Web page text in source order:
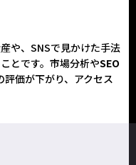
や、SNSで見かけた手法
とです。市場分析やSEO
価が下がり、アクセス